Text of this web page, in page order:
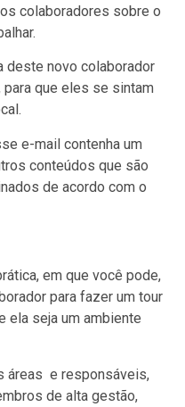
colaboradores sobre o
deste novo colaborador
que eles se sintam
e-mail contenha um
conteúdos que são
de acordo com o
em que você pode,
para fazer um tour
ela seja um ambiente
áreas e responsáveis,
de alta gestão,